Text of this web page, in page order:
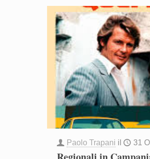
Paolo Trapani il 31